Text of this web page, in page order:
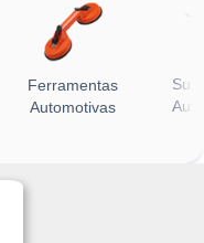
Ferramentas
Automotivas